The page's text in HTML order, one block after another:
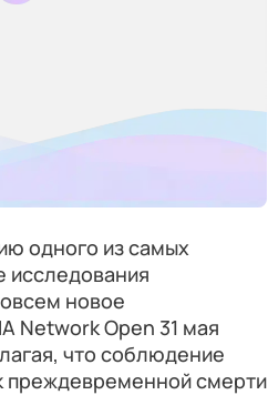
одного из самых
исследования
новое
Network Open 31 мая
что соблюдение
преждевременной смерти